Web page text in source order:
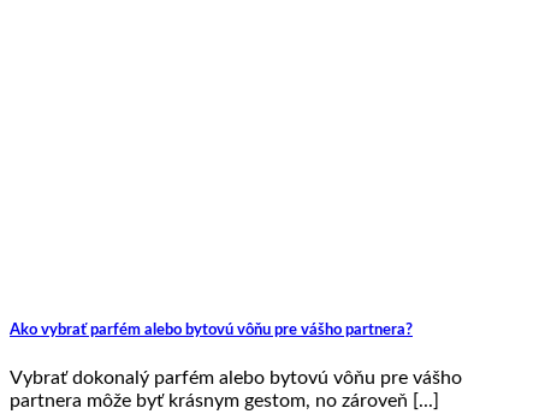
Ako vybrať parfém alebo bytovú vôňu pre vášho partnera?
Vybrať dokonalý parfém alebo bytovú vôňu pre vášho
partnera môže byť krásnym gestom, no zároveň [...]